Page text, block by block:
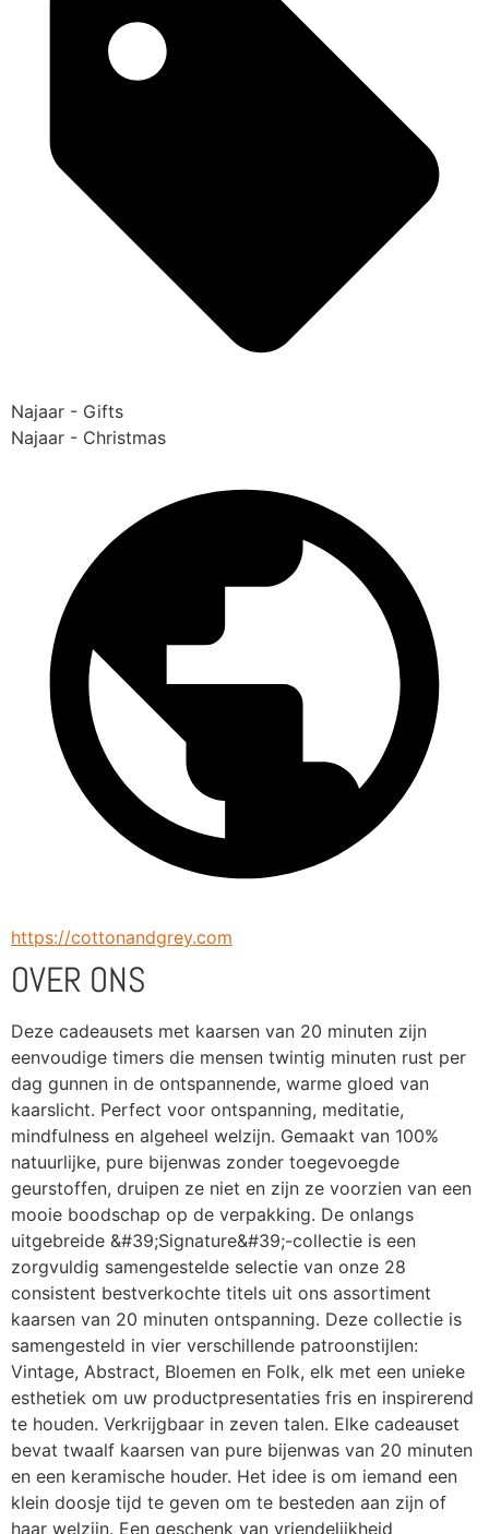
Najaar - Gifts
Najaar - Christmas
https://cottonandgrey.com
OVER ONS
Deze cadeausets met kaarsen van 20 minuten zijn
eenvoudige timers die mensen twintig minuten rust per
dag gunnen in de ontspannende, warme gloed van
kaarslicht. Perfect voor ontspanning, meditatie,
mindfulness en algeheel welzijn. Gemaakt van 100%
natuurlijke, pure bijenwas zonder toegevoegde
geurstoffen, druipen ze niet en zijn ze voorzien van een
mooie boodschap op de verpakking. De onlangs
uitgebreide &#39;Signature&#39;-collectie is een
zorgvuldig samengestelde selectie van onze 28
consistent bestverkochte titels uit ons assortiment
kaarsen van 20 minuten ontspanning. Deze collectie is
samengesteld in vier verschillende patroonstijlen:
Vintage, Abstract, Bloemen en Folk, elk met een unieke
esthetiek om uw productpresentaties fris en inspirerend
te houden. Verkrijgbaar in zeven talen. Elke cadeauset
bevat twaalf kaarsen van pure bijenwas van 20 minuten
en een keramische houder. Het idee is om iemand een
klein doosje tijd te geven om te besteden aan zijn of
haar welzijn. Een geschenk van vriendelijkheid